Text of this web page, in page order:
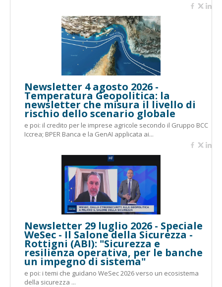
Newsletter 4 agosto 2026 -
Temperatura Geopolitica: la
newsletter che misura il livello di
rischio dello scenario globale
e poi: il credito per le imprese agricole secondo il Gruppo BCC
Iccrea; BPER Banca e la GenAI applicata ai...
Newsletter 29 luglio 2026 - Speciale
WeSec - Il Salone della Sicurezza -
Rottigni (ABI): "Sicurezza e
resilienza operativa, per le banche
un impegno di sistema"
e poi: i temi che guidano WeSec 2026 verso un ecosistema
della sicurezza ...